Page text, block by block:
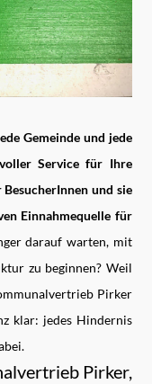
Gemeinde und jede
Service für Ihre
und sie
Einnahmequelle für
darauf warten, mit
zu beginnen? Weil
Pirker
klar: jedes Hindernis
Pirker,